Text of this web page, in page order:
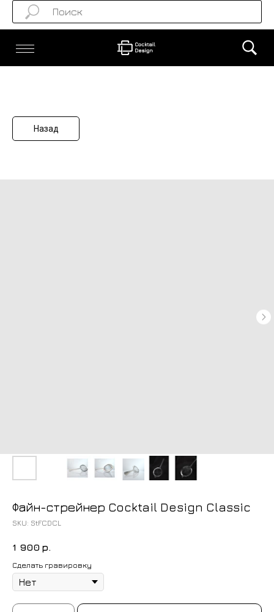
Назад
Файн-стрейнер Cocktail Design Classic
SKU: StFCDCL
1 900 р.
Сделать гравировку